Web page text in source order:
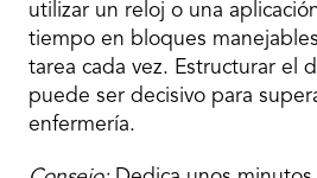
utilizar un reloj o una
tiempo en bloques
tarea cada vez. Estructurar el
puede ser decisivo para
enfermería.